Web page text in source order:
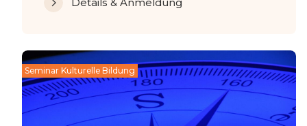
Seminar Kulturelle Bildung